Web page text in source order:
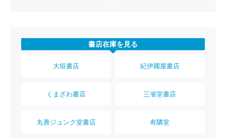
書店在庫を見る
大垣書店 紀伊國屋書店
くまざわ書店 三省堂書店
丸善ジュンク堂書店 有隣堂